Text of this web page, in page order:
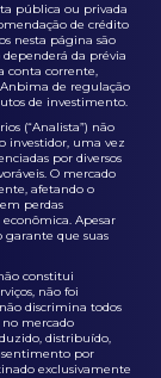
pública ou privada
de crédito
nesta página são
da prévia
conta corrente,
de regulação
de investimento.
(“Analista”) não
investidor, uma vez
por diversos
O mercado
afetando o
perdas
Apesar
garante que suas
constitui
não foi
discrimina todos
no mercado
distribuído,
por
exclusivamente